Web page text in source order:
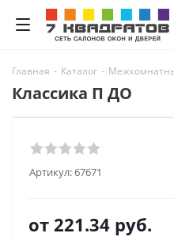
Главная - Каталог -
Классика П ДО
Артикул:67671
от 221.34 руб.